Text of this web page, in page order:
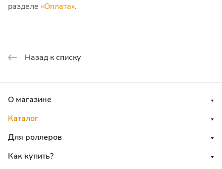
разделе «Оплата».
Назад к списку
О магазине
Каталог
Для роллеров
Как купить?